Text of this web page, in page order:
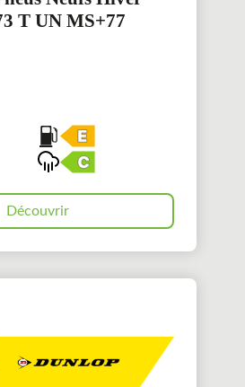
T UN MS+77
Découvrir